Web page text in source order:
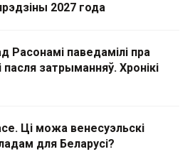
2027 года
Расонамі паведамілі пра
пасля затрыманняў. Хронікі
Ці можа венесуэльскі
для Беларусі?